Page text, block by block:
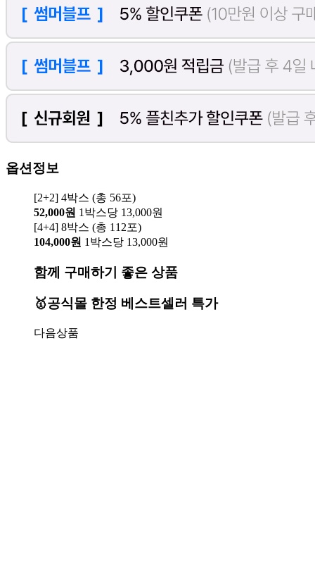
옵션정보
[2+2] 4박스 (총 56포)
52,000원 1박스당 13,000원
[4+4] 8박스 (총 112포)
104,000원 1박스당 13,000원
함께 구매하기 좋은 상품
🥇공식몰 한정 베스트셀러 특가
다음상품